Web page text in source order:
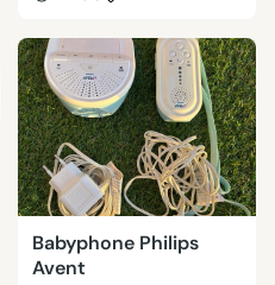
Babyphone Philips
Avent